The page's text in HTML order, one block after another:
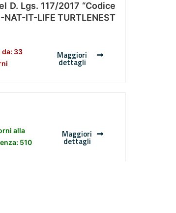
Lgs. 117/2017 “Codice
IT-LIFE TURTLENEST
da: 33
Maggiori
dettagli
alla
510
Maggiori
dettagli